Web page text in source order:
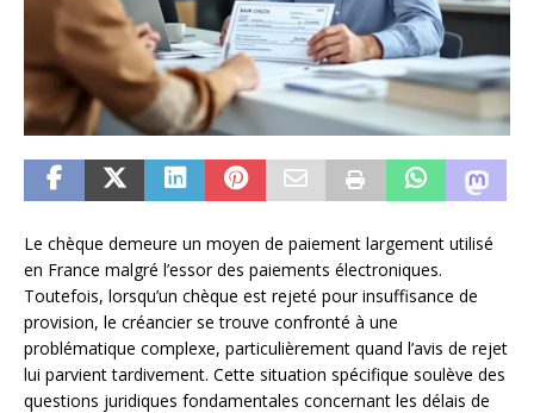
Le chèque demeure un moyen de paiement largement utilisé
en France malgré l’essor des paiements électroniques.
Toutefois, lorsqu’un chèque est rejeté pour insuffisance de
provision, le créancier se trouve confronté à une
problématique complexe, particulièrement quand l’avis de rejet
lui parvient tardivement. Cette situation spécifique soulève des
questions juridiques fondamentales concernant les délais de